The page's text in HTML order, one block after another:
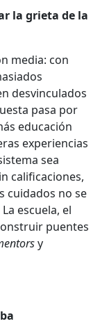
la grieta de la
media: con
desvinculados
pasa por
educación
experiencias
sea
calificaciones,
cuidados no se
escuela, el
puentes
y